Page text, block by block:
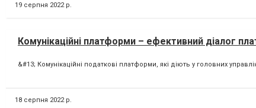
19 серпня 2022 р.
Комунікаційні платформи – ефективний діалог
&#13; Комунікаційні податкові платформи, які діють у головних
18 серпня 2022 р.